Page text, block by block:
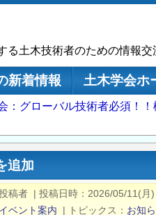
る土木技術者のための情報交
新着情報
土木学会ホ
：グローバル技術者必須！
追加
稿者 | 投稿日時
2026/05/11(月
イベント案内 | トピックス お知